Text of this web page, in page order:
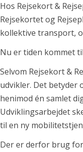
Hos Rejsekort &
Rejsekortet og
kollektive transport,
Nu er tiden kommet
Selvom Rejsekort &
udvikler. Det betyder
henimod én samlet
Udviklingsarbejdet
til en ny
Der er derfor brug
For virksomheder
Hvorfor os
For kandidater
Find din nye
Emnebank
Forberedelse
Om os